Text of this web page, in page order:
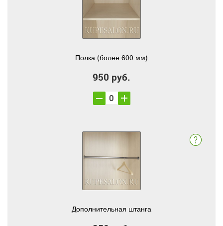
Полка (более 600 мм)
950 руб.
Дополнительная штанга